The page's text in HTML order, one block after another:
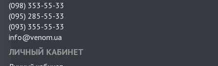
(098) 353-55-33
(095) 285-55-33
(093) 355-55-33
info@venom.ua
ЛИЧНЫЙ КАБИНЕТ